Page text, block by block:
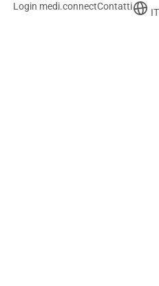
Login medi.connectContatti
IT